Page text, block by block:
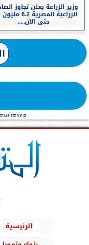
وزير الزراعة يعلن تجاوز
الزراعية المصرية
حتى الآن.....
الرئيسية